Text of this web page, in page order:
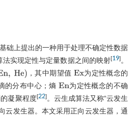
础上提出的一种用于处理不确定性数据
实现定性与定量数据之间的映射[19]。
e) ，其中期望值 Ex 为定性概念的
的分布中心；熵 En 为定性概念的不确
凝聚程度[22]。云生成算法又称“云发生
云发生器。本文采用正向云发生器，通